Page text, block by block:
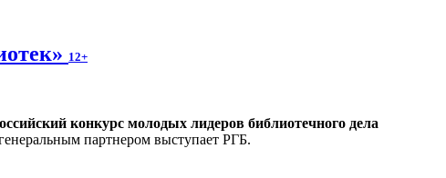
12+
конкурс молодых лидеров библиотечного дела
партнером выступает РГБ.